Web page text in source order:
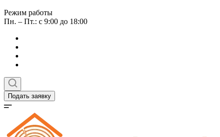
Режим работы
Пн. – Пт.: с 9:00 до 18:00
Подать заявку